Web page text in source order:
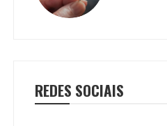
REDES SOCIAIS